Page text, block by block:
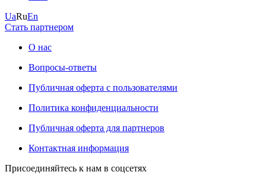
UaRuEn
Стать партнером
О нас
Вопросы-ответы
Публичная оферта с пользователями
Политика конфиденциальности
Публичная оферта для партнеров
Контактная информация
Присоединяйтесь к нам в соцсетях